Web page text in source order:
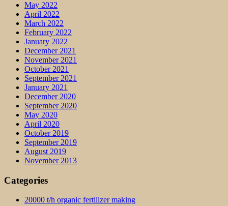
May 2022
April 2022
March 2022
February 2022
January 2022
December 2021
November 2021
October 2021
September 2021
January 2021
December 2020
September 2020
May 2020
April 2020
October 2019
September 2019
August 2019
November 2013
Categories
20000 t/h organic fertilizer making